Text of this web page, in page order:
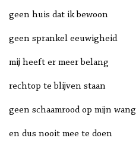
geen huis dat ik bewoon
geen sprankel eeuwigheid
mij heeft er meer belang
rechtop te blijven staan
geen schaamrood op mijn wang
en dus nooit mee te doen